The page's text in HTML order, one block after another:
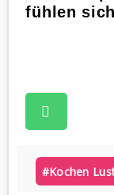
fühlen
#kochen